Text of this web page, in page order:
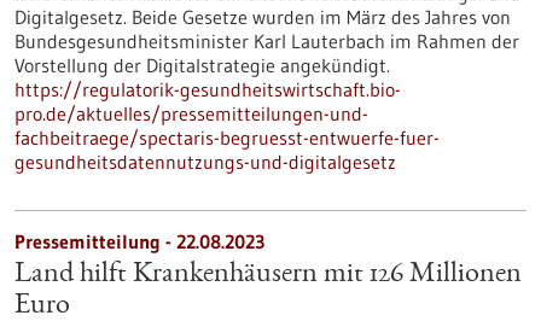
Digitalgesetz. Beide Gesetze wurden im März des Jahres von
Bundesgesundheitsminister Karl Lauterbach im Rahmen der
Vorstellung der Digitalstrategie angekündigt.
https://regulatorik-gesundheitswirtschaft.bio-
pro.de/aktuelles/pressemitteilungen-und-
fachbeitraege/spectaris-begruesst-entwuerfe-fuer-
gesundheitsdatennutzungs-und-digitalgesetz
Pressemitteilung - 22.08.2023
Land hilft Krankenhäusern mit 126 Millionen
Euro